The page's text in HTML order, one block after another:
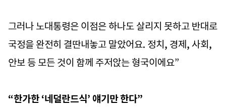
그러나 노대통령은 이점은 하나도 살리지 못하고 반대로
국정을 완전히 결딴내놓고 말았어요. 정치, 경제, 사회,
안보 등 모든 것이 함께 주저앉는 형국이에요”
“한가한 ‘네덜란드식’ 얘기만 한다”